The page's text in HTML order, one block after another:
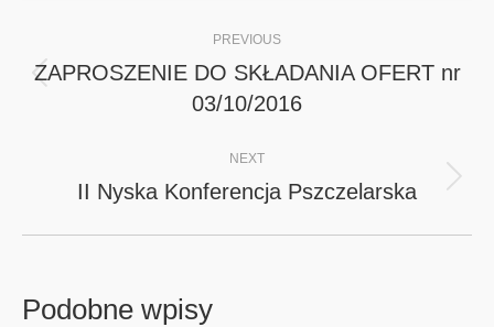
navigation
PREVIOUS
Previous
post:
ZAPROSZENIE DO SKŁADANIA OFERT nr
03/10/2016
NEXT
Next
II Nyska Konferencja Pszczelarska
Podobne wpisy